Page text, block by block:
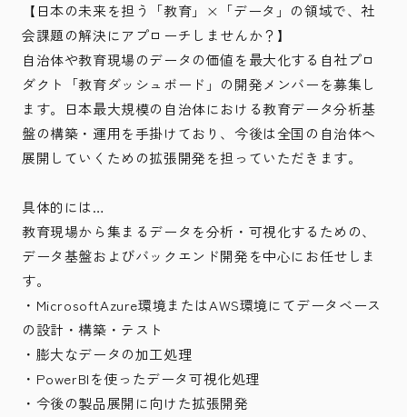
【日本の未来を担う「教育」×「データ」の領域で、社
会課題の解決にアプローチしませんか？】
自治体や教育現場のデータの価値を最大化する自社プロ
ダクト「教育ダッシュボード」の開発メンバーを募集し
ます。日本最大規模の自治体における教育データ分析基
盤の構築・運用を手掛けており、今後は全国の自治体へ
展開していくための拡張開発を担っていただきます。
具体的には…
教育現場から集まるデータを分析・可視化するための、
データ基盤およびバックエンド開発を中心にお任せしま
す。
・MicrosoftAzure環境またはAWS環境にてデータベース
の設計・構築・テスト
・膨大なデータの加工処理
・PowerBIを使ったデータ可視化処理
・今後の製品展開に向けた拡張開発